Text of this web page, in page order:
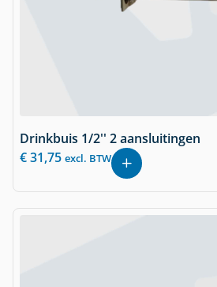
Drinkbuis 1/2'' 2 aansluitingen
€31,75 excl. BTW